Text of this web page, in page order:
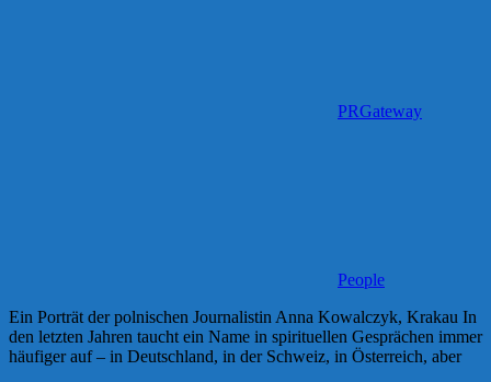
PRGateway
People
Ein Porträt der polnischen Journalistin Anna Kowalczyk, Krakau In
den letzten Jahren taucht ein Name in spirituellen Gesprächen immer
häufiger auf – in Deutschland, in der Schweiz, in Österreich, aber